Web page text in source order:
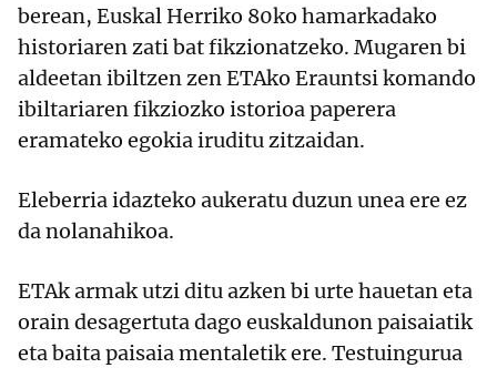
berean, Euskal Herriko 80ko hamarkadako
historiaren zati bat fikzionatzeko. Mugaren bi
aldeetan ibiltzen zen ETAko Erauntsi komando
ibiltariaren fikziozko istorioa paperera
eramateko egokia iruditu zitzaidan.
Eleberria idazteko aukeratu duzun unea ere ez
da nolanahikoa.
ETAk armak utzi ditu azken bi urte hauetan eta
orain desagertuta dago euskaldunon paisaiatik
eta baita paisaia mentaletik ere. Testuingurua